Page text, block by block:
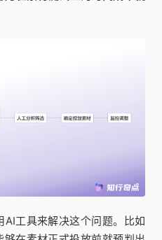
工具来解决这个问题。比如